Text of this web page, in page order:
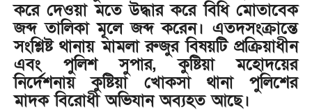
করে দেওয়া মতে উদ্ধার করে বিধি মোতাবেক
জব্দ তালিকা মূলে জব্দ করেন। এতদসংক্রান্তে
সংশ্লিষ্ট থানায় মামলা রুজুর বিষয়টি প্রক্রিয়াধীন
এবং পুলিশ সুপার, কুষ্টিয়া মহোদয়ের
নির্দেশনায় কুষ্টিয়া খোকসা থানা পুলিশের
মাদক বিরোধী অভিযান অব্যহত আছে।